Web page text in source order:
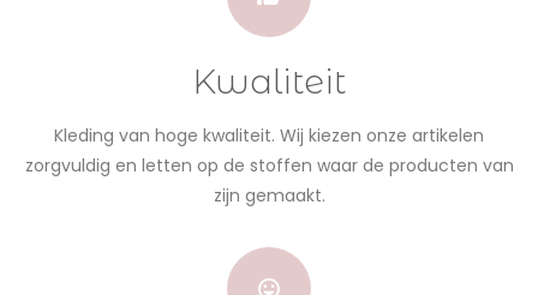
Kwaliteit
Kleding van hoge kwaliteit. Wij kiezen onze artikelen
zorgvuldig en letten op de stoffen waar de producten van
zijn gemaakt.